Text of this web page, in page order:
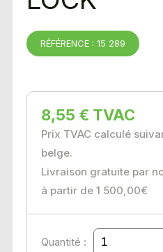
RÉFÉRENCE : 15 289
8,55 € TVAC
Prix TVAC calculé
belge.
Livraison gratuite par
à partir de 1 500,00€
Quantité :